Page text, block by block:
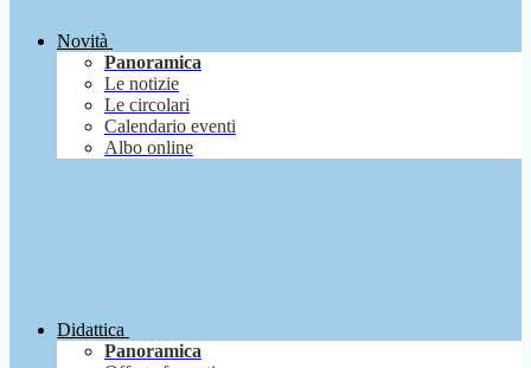
Novità
Panoramica
Le notizie
Le circolari
Calendario eventi
Albo online
Didattica
Panoramica